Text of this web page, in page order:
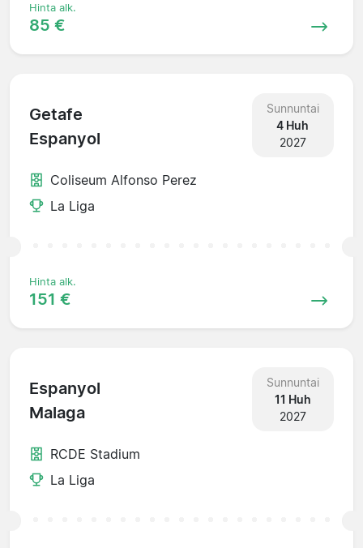
Hinta alk.
85 €
Getafe
Espanyol
Sunnuntai
4 Huh
2027
Coliseum Alfonso Perez
La Liga
Hinta alk.
151 €
Espanyol
Malaga
Sunnuntai
11 Huh
2027
RCDE Stadium
La Liga